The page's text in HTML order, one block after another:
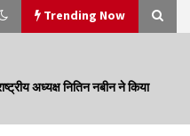
Trending Now
: विश्व अल्पसंख्यक अधिकार दिवस
मदरसों का नाम अब्दुल कलाम के नाम
अध्यक्ष नितिन नबीन ने किया